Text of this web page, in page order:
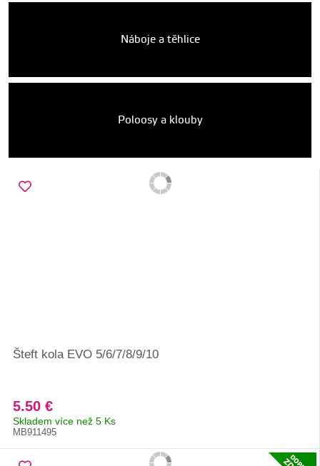
Náboje a těhlice
Poloosy a klouby
Šteft kola EVO 5/6/7/8/9/10
5.50 €
Skladem více než 5 Ks
MB911495